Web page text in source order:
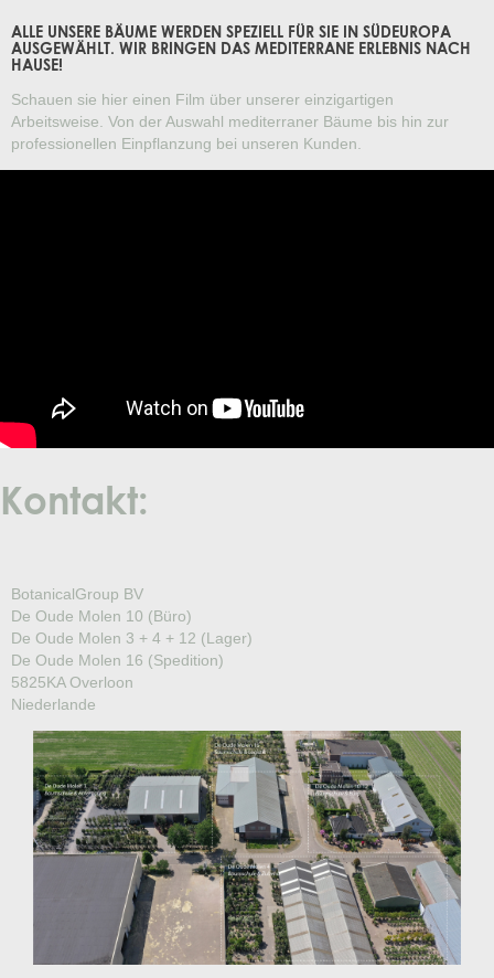
ALLE UNSERE BÄUME WERDEN SPEZIELL FÜR SIE IN SÜDEUROPA
AUSGEWÄHLT. WIR BRINGEN DAS MEDITERRANE ERLEBNIS NACH
HAUSE!
Schauen sie hier einen Film über unserer einzigartigen
Arbeitsweise. Von der Auswahl mediterraner Bäume bis hin zur
professionellen Einpflanzung bei unseren Kunden.
Kontakt:
BotanicalGroup BV
De Oude Molen 10 (Büro)
De Oude Molen 3 + 4 + 12 (Lager)
De Oude Molen 16 (Spedition)
5825KA Overloon
Niederlande